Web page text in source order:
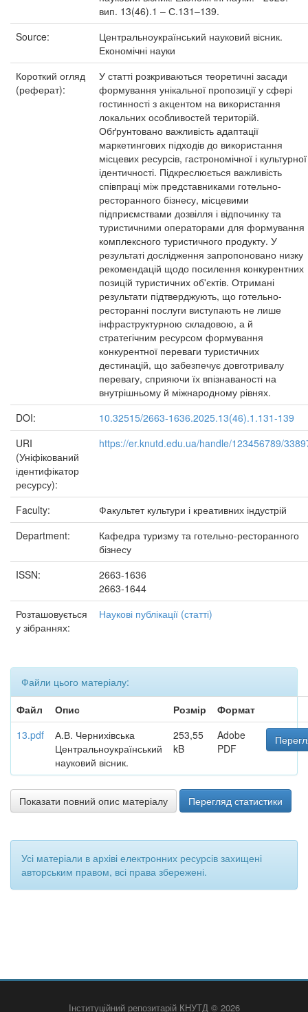
вип. 13(46).1 – С.131–139.
Source:
Центральноукраїнський науковий вісник.
Економічні науки
Короткий огляд
(реферат):
У статті розкриваються теоретичні засади
формування унікальної пропозиції у сфері
гостинності з акцентом на використання
локальних особливостей територій.
Обґрунтовано важливість адаптації
маркетингових підходів до використання
місцевих ресурсів, гастрономічної і культурної
ідентичності. Підкреслюється важливість
співпраці між представниками готельно-
ресторанного бізнесу, місцевими
підприємствами дозвілля і відпочинку та
туристичними операторами для формування
комплексного туристичного продукту. У
результаті дослідження запропоновано низку
рекомендацій щодо посилення конкурентних
позицій туристичних об'єктів. Отримані
результати підтверджують, що готельно-
ресторанні послуги виступають не лише
інфраструктурною складовою, а й
стратегічним ресурсом формування
конкурентної переваги туристичних
дестинацій, що забезпечує довготривалу
перевагу, сприяючи їх впізнаваності на
внутрішньому й міжнародному рівнях.
DOI:
10.32515/2663-1636.2025.13(46).1.131-139
URI
(Уніфікований
ідентифікатор
ресурсу):
https://er.knutd.edu.ua/handle/123456789/
Faculty:
Факультет культури і креативних індустрій
Department:
Кафедра туризму та готельно-ресторанного
бізнесу
ISSN:
2663-1636
2663-1644
Розташовується
у зібраннях:
Наукові публікації (статті)
Файли цього матеріалу:
Файл
Опис Розмір
Формат
13.pdf
А.В. Чернихівська
Центральноукраїнський
науковий вісник.
253,55
kB
Adobe
PDF
Показати повний опис матеріалу Перегляд статистики
Усі матеріали в архіві електронних ресурсів захищені
авторським правом, всі права збережені.
Інституційний репозитарій КНУТД © 2026